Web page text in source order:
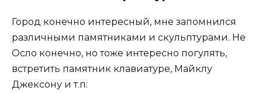
Город конечно интересный, мне запомнился
различными памятниками и скульптурами. Не
Осло конечно, но тоже интересно погулять,
встретить памятник клавиатуре, Майклу
Джексону и т.п: